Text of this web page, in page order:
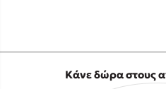
Κάνε δώρα στους